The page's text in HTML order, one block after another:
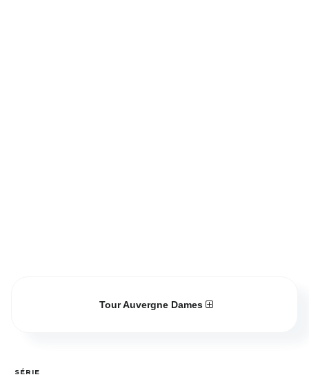
Tour Auvergne Dames
SÉRIE